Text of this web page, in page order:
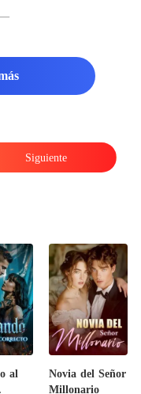
Siguiente
al
Novia del Señor
Millonario